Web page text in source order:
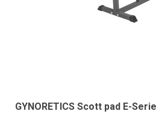
GYNORETICS Scott pad E-